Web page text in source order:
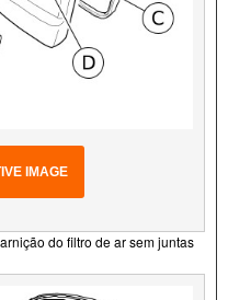
IMAGE
do filtro de ar sem juntas